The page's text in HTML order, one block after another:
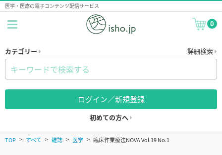
医学・医療の電子コンテンツ配信サービス
0
カテゴリー 詳細検索
ログイン／新規登録
初めての方へ
TOP すべて 雑誌 医学 臨床作業療法NOVA Vol.19 No.1